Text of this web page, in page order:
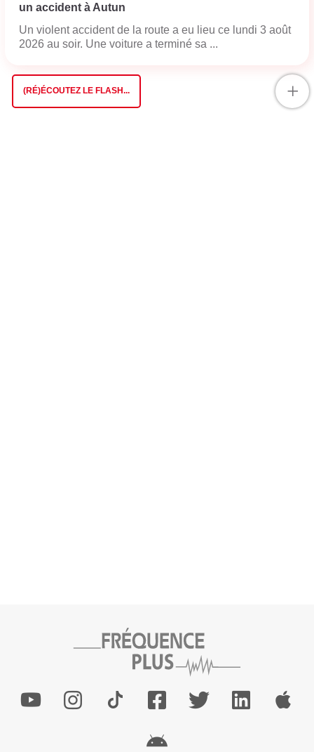
un accident à Autun
Un violent accident de la route a eu lieu ce lundi 3 août
2026 au soir. Une voiture a terminé sa ...
(RÉ)ÉCOUTEZ LE FLASH... +